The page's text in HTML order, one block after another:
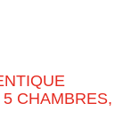
CHAMBRES,